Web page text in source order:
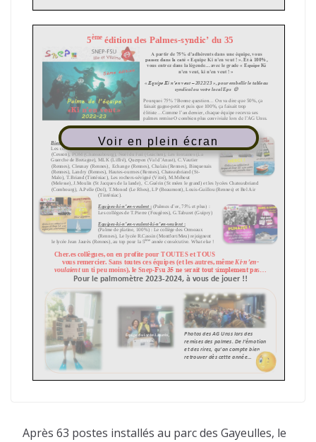
Voir en plein écran
Après 63 postes installés au parc des Gayeulles, le